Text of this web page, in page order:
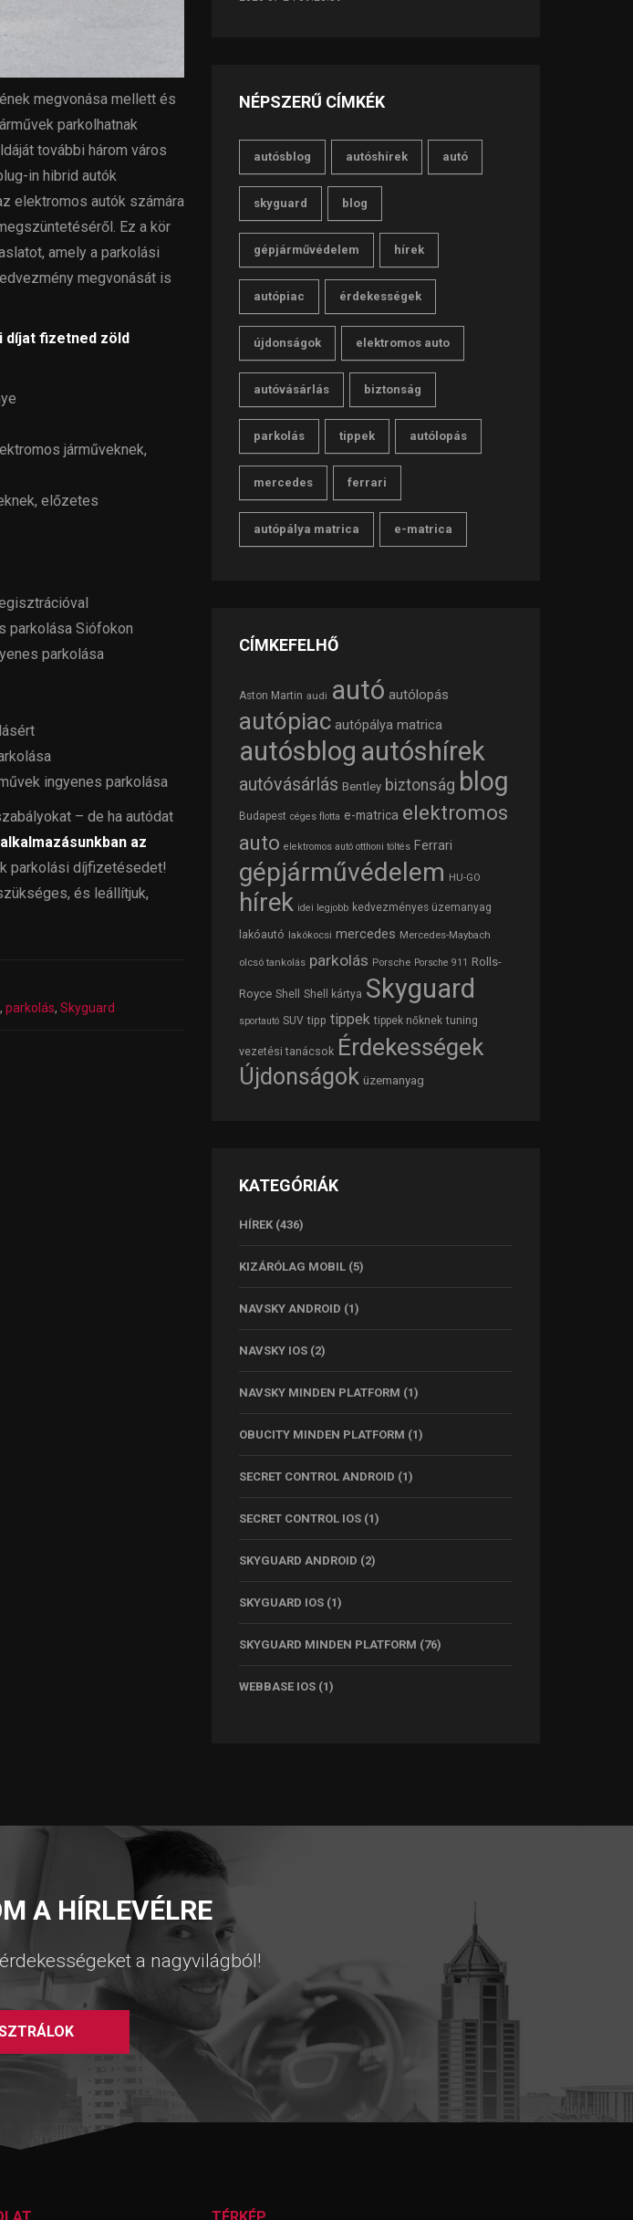
megvonása mellett és
parkolhatnak
további három város
in hibrid autók
elektromos autók számára
Ez a kör
amely a parkolási
megvonását is
díjat fizetned zöld
járműveknek,
előzetes
parkolása Siófokon
parkolása
ingyenes parkolása
– de ha autódat
az
parkolási díjfizetésedet!
és leállítjuk,
, parkolás, Skyguard
NÉPSZERŰ CÍMKÉK
autósblog autóshírek autó
skyguard blog
gépjárművédelem hírek
autópiac érdekességek
újdonságok elektromos auto
autóvásárlás biztonság
parkolás tippek autólopás
mercedes ferrari
autópálya matrica e-matrica
CÍMKEFELHŐ
Aston Martin audi autó autólopás
autópiac autópálya matrica
autósblog autóshírek
autóvásárlás Bentley biztonság blog
Budapest céges flotta e-matrica elektromos
auto elektromos autó otthoni töltés Ferrari
gépjárművédelem HU-GO
hírek idei legjobb kedvezményes üzemanyag
lakóautó lakókocsi mercedes Mercedes-Maybach
olcsó tankolás parkolás Porsche Porsche 911 Rolls-
Royce Shell Shell kártya Skyguard
sportautó SUV tipp tippek tippek nőknek tuning
vezetési tanácsok Érdekességek
Újdonságok üzemanyag
KATEGÓRIÁK
HÍREK (436)
KIZÁRÓLAG MOBIL (5)
NAVSKY ANDROID (1)
NAVSKY IOS (2)
NAVSKY MINDEN PLATFORM (1)
OBUCITY MINDEN PLATFORM (1)
SECRET CONTROL ANDROID (1)
SECRET CONTROL IOS (1)
SKYGUARD ANDROID (2)
SKYGUARD IOS (1)
SKYGUARD MINDEN PLATFORM (76)
WEBBASE IOS (1)
A HÍRLEVÉLRE
a nagyvilágból!